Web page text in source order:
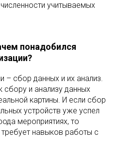
учитываемых
понадобился
– сбор данных и их анализ.
сбору и анализу данных
картины. И если сбор
устройств уже успел
мероприятиях, то
навыков работы с